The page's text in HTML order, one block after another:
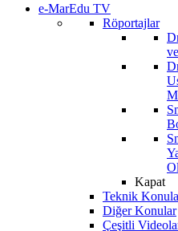
e-MarEdu TV
Röportajlar
Kapat
Teknik
Diğer Konular
Çeşitli